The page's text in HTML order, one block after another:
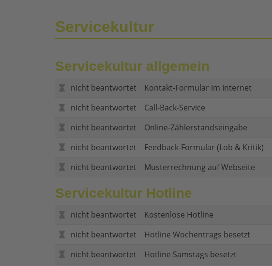
Servicekultur
Servicekultur allgemein
nicht beantwortet
Kontakt-Formular im Internet
nicht beantwortet
Call-Back-Service
nicht beantwortet
Online-Zählerstandseingabe
nicht beantwortet
Feedback-Formular (Lob & Kritik)
nicht beantwortet
Musterrechnung auf Webseite
Servicekultur Hotline
nicht beantwortet
Kostenlose Hotline
nicht beantwortet
Hotline Wochentrags besetzt
nicht beantwortet
Hotline Samstags besetzt